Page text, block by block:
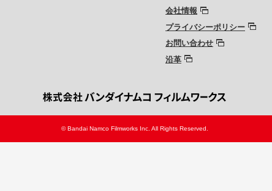
会社情報
プライバシーポリシー
お問い合わせ
沿革
© Bandai Namco Filmworks Inc. All Rights Reserved.